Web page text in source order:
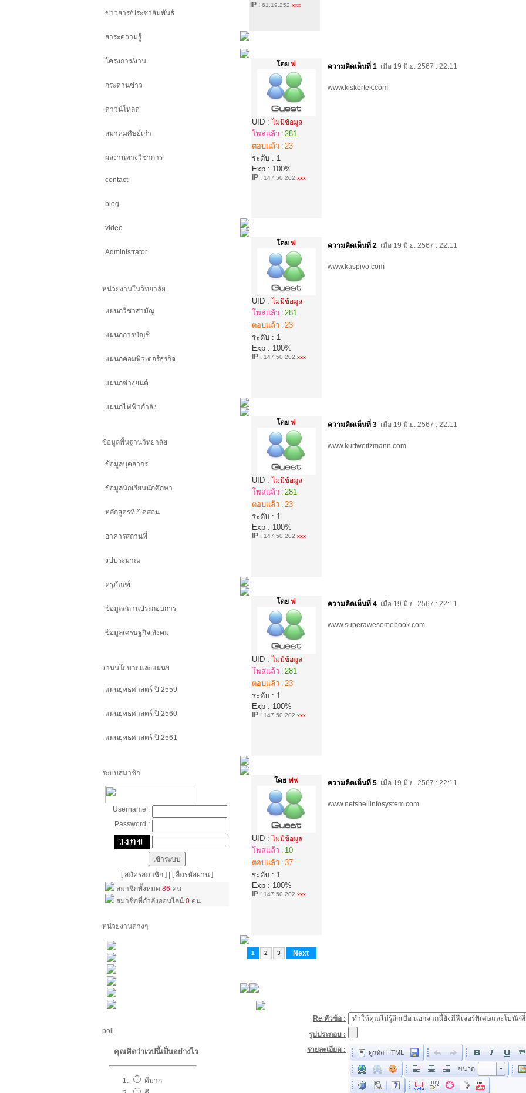
ข่าวสาร/ประชาสัมพันธ์
สาระความรู้
โครงการ/งาน
กระดานข่าว
ดาวน์โหลด
สมาคมศิษย์เก่า
ผลงานทางวิชาการ
contact
blog
video
Administrator
หน่วยงานในวิทยาลัย
แผนกวิชาสามัญ
แผนกการบัญชี
แผนกคอมพิวเตอร์ธุรกิจ
แผนกช่างยนต์
แผนกไฟฟ้ากำลัง
ข้อมูลพื้นฐานวิทยาลัย
ข้อมูลบุคลากร
ข้อมูลนักเรียนนักศึกษา
หลักสูตรที่เปิดสอน
อาคารสถานที่
งปประมาณ
ครุภัณฑ์
ข้อมูลสถานประกอบการ
ข้อมูลเศรษฐกิจ สังคม
งานนโยบายและแผนฯ
แผนยุทธศาสตร์ ปี 2559
แผนยุทธศาสตร์ ปี 2560
แผนยุทธศาสตร์ ปี 2561
ระบบสมาชิก
Username :
Password :
[ สมัครสมาชิก ]
[ ลืมรหัสผ่าน ]
สมาชิกทั้งหมด 86 คน
สมาชิกที่กำลังออนไลน์ 0 คน
หน่วยงานต่างๆ
poll
คุณคิดว่าเวปนี้เป็นอย่างไร
ดีมาก
IP : 61.19.252. xxx
โดย ฟ
UID :ไม่มีข้อมูล
โพสแล้ว : 281
ตอบแล้ว : 23
ระดับ : 1
Exp : 100%
IP : 147.50.202. xxx
ความคิดเห็นที่ 1 เมื่อ 19 มิ.ย. 2567 : 22:11
www.kiskertek.com
โดย ฟ
UID :ไม่มีข้อมูล
โพสแล้ว : 281
ตอบแล้ว : 23
ระดับ : 1
Exp : 100%
IP : 147.50.202. xxx
ความคิดเห็นที่ 2 เมื่อ 19 มิ.ย. 2567 : 22:11
www.kaspivo.com
โดย ฟ
UID :ไม่มีข้อมูล
โพสแล้ว : 281
ตอบแล้ว : 23
ระดับ : 1
Exp : 100%
IP : 147.50.202. xxx
ความคิดเห็นที่ 3 เมื่อ 19 มิ.ย. 2567 : 22:11
www.kurtweitzmann.com
โดย ฟ
UID :ไม่มีข้อมูล
โพสแล้ว : 281
ตอบแล้ว : 23
ระดับ : 1
Exp : 100%
IP : 147.50.202. xxx
ความคิดเห็นที่ 4 เมื่อ 19 มิ.ย. 2567 : 22:11
www.superawesomebook.com
โดยฟฟ
UID :ไม่มีข้อมูล
โพสแล้ว : 10
ตอบแล้ว : 37
ระดับ : 1
Exp : 100%
IP : 147.50.202. xxx
ความคิดเห็นที่ 5 เมื่อ 19 มิ.ย. 2567 : 22:11
www.netshellinfosystem.com
1 2 3 Next
Re หัวข้อ :
รูปประกอบ :
รายละเอียด :
ดูรหัส HTML
ขนาด